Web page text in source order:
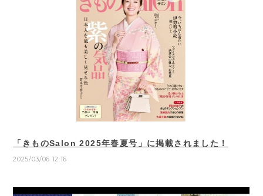
「きものSalon 2025年春夏号」に掲載されました！
2025/03/06 12:16